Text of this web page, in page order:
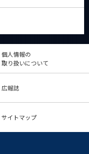
個人情報の
取り扱いについて
広報誌
サイトマップ